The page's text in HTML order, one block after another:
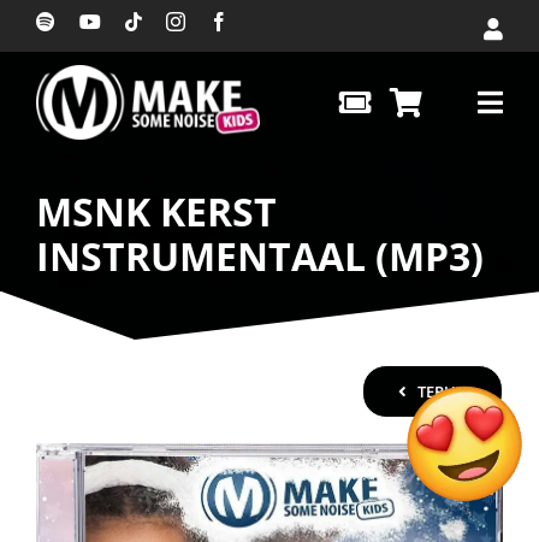
naar
inhoud
MSNK KERST
INSTRUMENTAAL (MP3)
TERUG